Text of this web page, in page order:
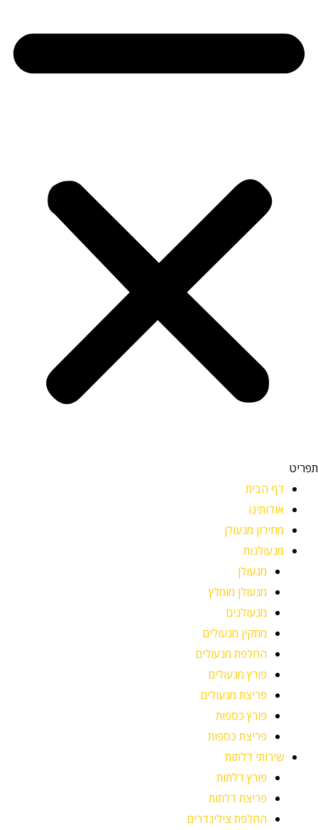
תפריט
דף הבית
אודותינו
מחירון מנעולן
מנעולנות
מנעולן
מנעולן מומלץ
מנעולנים
מתקין מנעולים
החלפת מנעולים
פורץ מנעולים
פריצת מנעולים
פורץ כספות
פריצת כספות
שירותי דלתות
פורץ דלתות
פריצת דלתות
החלפת צילינדרים